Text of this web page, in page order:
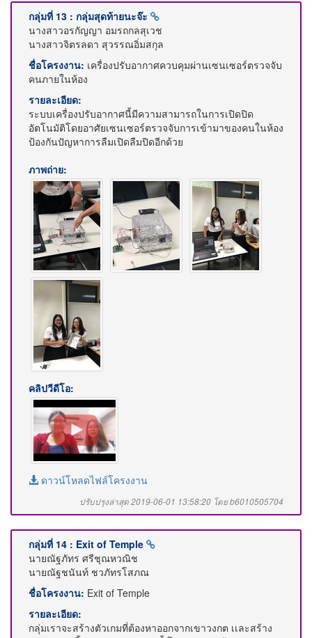
กลุ่มที่ 13 : กลุ่มสุดท้ายนะจ๊ะ
นางสาวอรกัญญา อมรถกลสุเวช
นางสาวจิตรลดา สุวรรณอิ่มสกุล
ชื่อโครงงาน: เครื่องปรับอากาศควบคุมผ่านเซนเซอร์ตรวจจับ
คนภายในห้อง
รายละเอียด:
ระบบเครื่องปรับอากาศนี้มีความสามารถในการเปิดปิด
อัตโนมัติโดยอาศัยเซนเซอร์ตรวจจับการเข้ามาของคนในห้อง
ป้องกันปัญหาการลืมเปิดลืมปิดอีกด้วย
ภาพถ่าย:
คลิปวีดีโอ:
ดาวน์โหลดไฟล์โครงงาน
ปรับปรุงล่าสุด 2019-06-01 13:58:20 โดย b6010505704
กลุ่มที่ 14 : Exit of Temple
นายณัฐภัทร ศรีชุณหวณิช
นายณัฐชนันท์ ชวภัทรโสภณ
ชื่อโครงงาน: Exit of Temple
รายละเอียด:
กลุ่มเราจะสร้างตัวเกมที่ต้องหาออกจากเขาวงกต เเละสร้าง